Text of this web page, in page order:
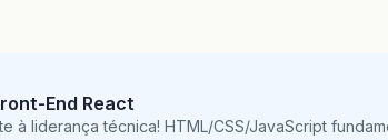
End React
à liderança técnica! HTML/CSS/JavaScript